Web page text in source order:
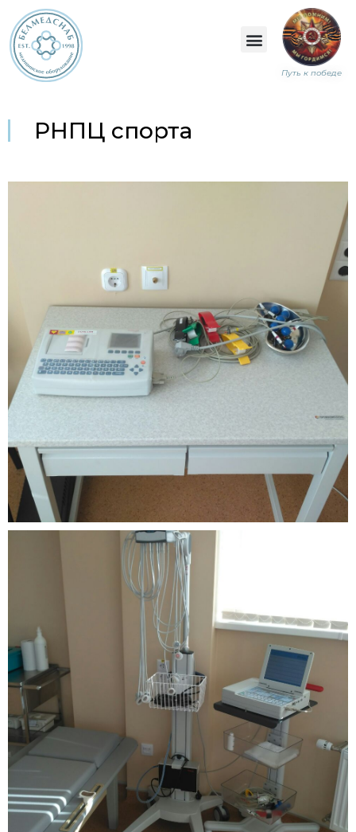
Путь к победе
РНПЦ спорта